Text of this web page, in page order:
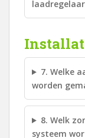
7. Welke
worden
8. Welk
systeem